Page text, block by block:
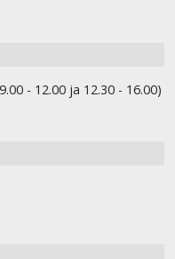
- 12.00 ja 12.30 - 16.00)